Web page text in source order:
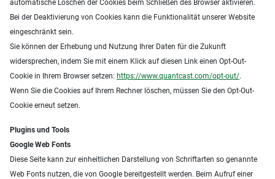
automatische Löschen der Cookies beim Schließen des Browser aktivieren.
Bei der Deaktivierung von Cookies kann die Funktionalität unserer Website
eingeschränkt sein.
Sie können der Erhebung und Nutzung Ihrer Daten für die Zukunft
widersprechen, indem Sie mit einem Klick auf diesen Link einen Opt-Out-
Cookie in Ihrem Browser setzen: https://www.quantcast.com/opt-out/.
Wenn Sie die Cookies auf Ihrem Rechner löschen, müssen Sie den Opt-Out-
Cookie erneut setzen.
Plugins und Tools
Google Web Fonts
Diese Seite kann zur einheitlichen Darstellung von Schriftarten so genannte
Web Fonts nutzen, die von Google bereitgestellt werden. Beim Aufruf einer